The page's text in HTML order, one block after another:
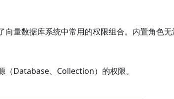
量数据库系统中常用的权限组合。内置角色
（Database、Collection）的权限。